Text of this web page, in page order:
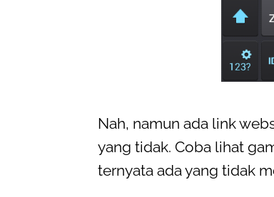
Nah, namun ada link
yang tidak. Coba lihat
ternyata ada yang tidak